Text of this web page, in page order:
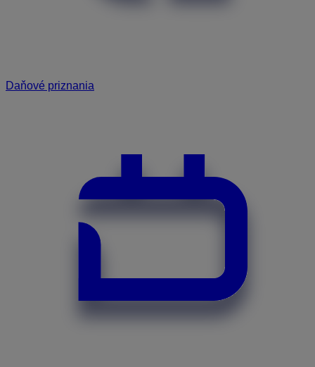
Daňové priznania